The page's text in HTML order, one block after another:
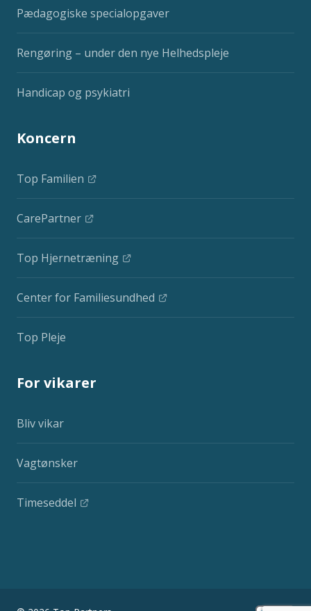
Pædagogiske specialopgaver
Rengøring – under den nye Helhedspleje
Handicap og psykiatri
Koncern
Top Familien
CarePartner
Top Hjernetræning
Center for Familiesundhed
Top Pleje
For vikarer
Bliv vikar
Vagtønsker
Timeseddel